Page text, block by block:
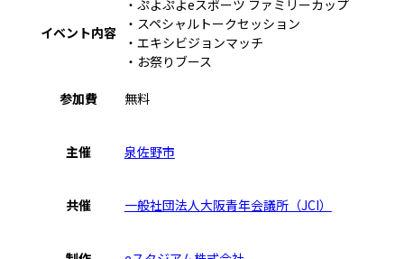
イベント内容
・ぷよぷよeスポーツ ファミリーカップ
・スペシャルトークセッション
・エキシビジョンマッチ
・お祭りブース
参加費 無料
主催 泉佐野市
共催 一般社団法人大阪青年会議所（JCI）